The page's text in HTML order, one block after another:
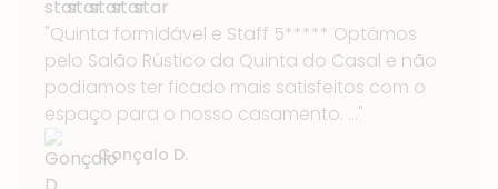
"Quinta formidável e Staff 5***** Optámos
pelo Salão Rústico da Quinta do Casal e não
podíamos ter ficado mais satisfeitos com o
espaço para o nosso casamento. ..."
Gonçalo D.